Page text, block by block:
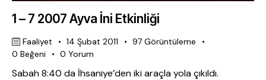
1 – 7 2007 Ayva İni Etkinliği
Faaliyet 14 Şubat 2011 97 Görüntüleme
0 Beğeni 0 Yorum
Sabah 8:40 da İhsaniye’den iki araçla yola çıkıldı.